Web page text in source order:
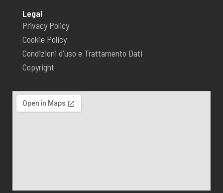
Legal
Privacy Policy
Cookie Policy
Condizioni d'uso e Trattamento Dati
Copyright